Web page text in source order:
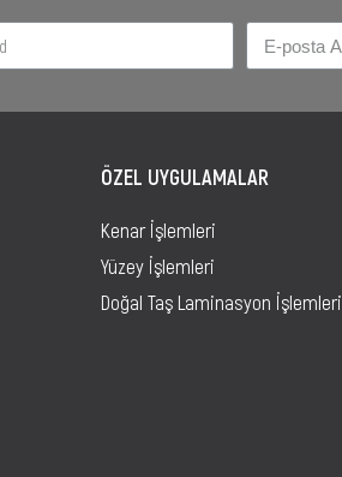
ÖZEL UYGULAMALAR
Kenar İşlemleri
Yüzey İşlemleri
Doğal Taş Laminasyon İşlemleri